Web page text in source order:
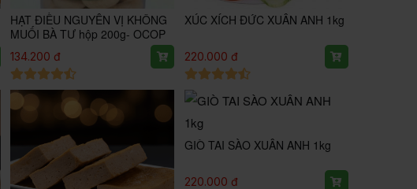
HẠT ĐIỀU NGUYÊN VỊ KHÔNG
MUỐI BÀ TƯ hộp 200g- OCOP
134.200 đ
XÚC XÍCH ĐỨC XUÂN ANH 1kg
220.000 đ
GIÒ TAI SÀO XUÂN ANH 1kg
220.000 đ